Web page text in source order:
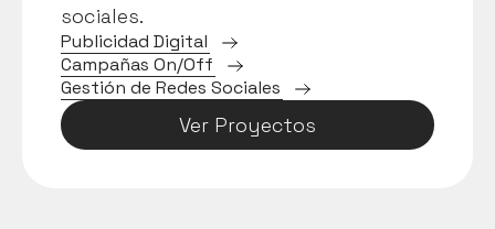
sociales.
Publicidad Digital
Campañas On/Off
Gestión de Redes Sociales
Ver Proyectos